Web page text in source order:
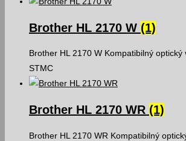
Brother HL 2170 W (1)
Brother HL 2170 W Kompatibilný
STMC
Brother HL 2170 WR (1)
Brother HL 2170 WR Kompatibilný